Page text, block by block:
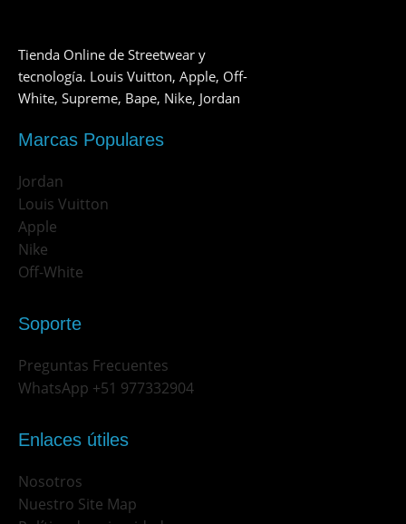
Tienda Online de Streetwear y
tecnología. Louis Vuitton, Apple, Off-
White, Supreme, Bape, Nike, Jordan
Marcas Populares
Jordan
Louis Vuitton
Apple
Nike
Off-White
Soporte
Preguntas Frecuentes
WhatsApp +51 977332904
Enlaces útiles
Nosotros
Nuestro Site Map